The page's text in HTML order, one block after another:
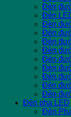
Đèn
Đèn
Đèn
Đèn
Đèn
Đèn
Đèn
Đèn
Đèn
Đèn
Đèn
Đèn pha LED
Đèn